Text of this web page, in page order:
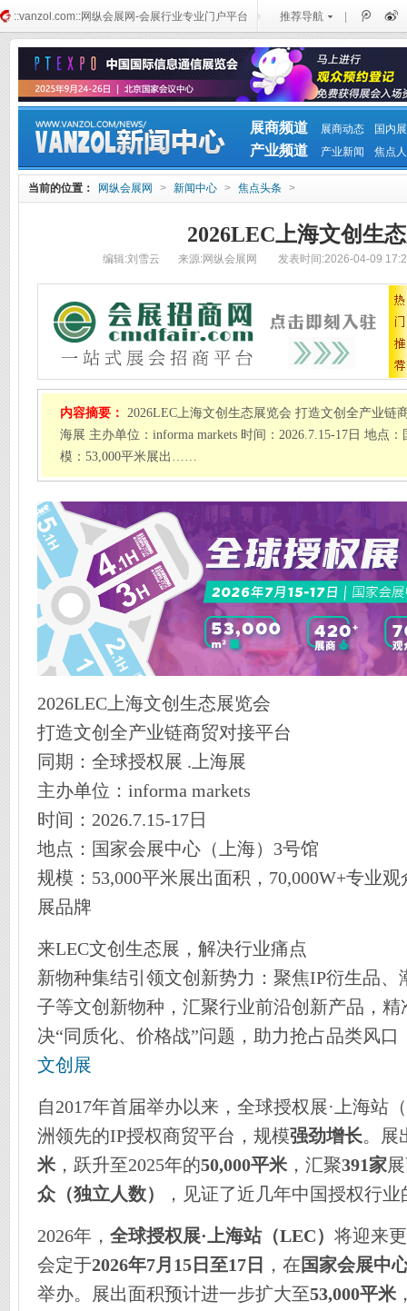
::vanzol.com::网纵会展网-会展行业专业门户平台 推荐导航
展商频道 展商动态 国内
产业频道 产业新闻 焦点
当前的位置： 网纵会展网 > 新闻中心 > 焦点头条 >
2026LEC上海文创生
编辑:刘雪云 来源:网纵会展网 发表时间:2026-04-09
内容摘要： 2026LEC上海文创生态展览会 打造文创全产业链
海展 主办单位：informa markets 时间：2026.7.15-17日 地点
模：53,000平米展出……
2026LEC上海文创生态展览会
打造文创全产业链商贸对接平台
同期：全球授权展 .上海展
主办单位：informa markets
时间：2026.7.15-17日
地点：国家会展中心（上海）3号馆
规模：53,000平米展出面积，70,000W+专业
展品牌
来LEC文创生态展，解决行业痛点
新物种集结引领文创新势力：聚焦IP衍生品
子等文创新物种，汇聚行业前沿创新产品，
决“同质化、价格战”问题，助力抢占品类风口
文创展
自2017年首届举办以来，全球授权展·上海站
洲领先的IP授权商贸平台，规模强劲增长。展
米，跃升至2025年的50,000平米，汇聚391家
众（独立人数）
，见证了近几年中国授权行
2026年， 全球授权展·上海站（LEC） 将迎来
会定于2026年7月15日至17日 ，在国家会展中
举办。展出面积预计进一步扩大至53,000平米